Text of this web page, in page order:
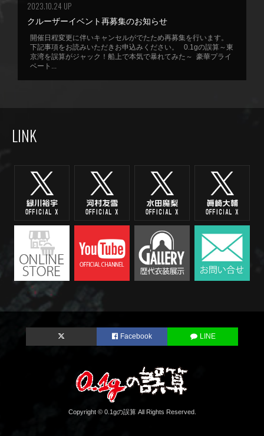
2023.10.24 UP
クルーザーイベント再募集のお知らせ
開催日程変更に伴いキャンセルがでたため再募集を行います。
下記事項をお読みいただきお申込みください。 0.1gの誤算～東
京湾を誤算がジャック！船上で本気で暴れてみた～ 豪華プライ
ベート...
LINK
Facebook LINE
Copyright © 0.1gの誤算 All Rights Reserved.